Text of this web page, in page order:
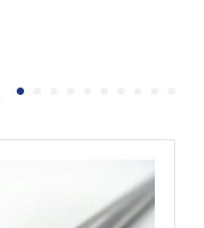
Сплав / Марка стали